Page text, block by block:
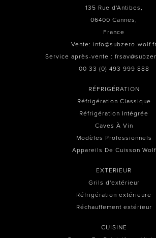
135 Rue d'Antibes,
06400 Cannes,
France
Vente: info@subzero-wolf.fr
Service après-vente :
00 33 (0) 493 999 888
RÉFRIGÉRATION
Réfrigération Classique
Réfrigération Intégrée
Caves À Vin
Modèles Professionnels
Appareils De Cuisson Wolf
EXTERIEUR
Grils d'extérieur
Réfrigération extérieure
Réchauffement extérieur
CUISINE